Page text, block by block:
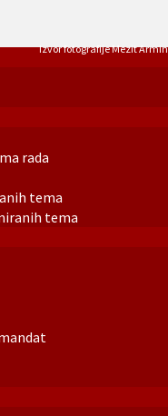
rada
tema
tema
Izvor fotografije Mezit Armin